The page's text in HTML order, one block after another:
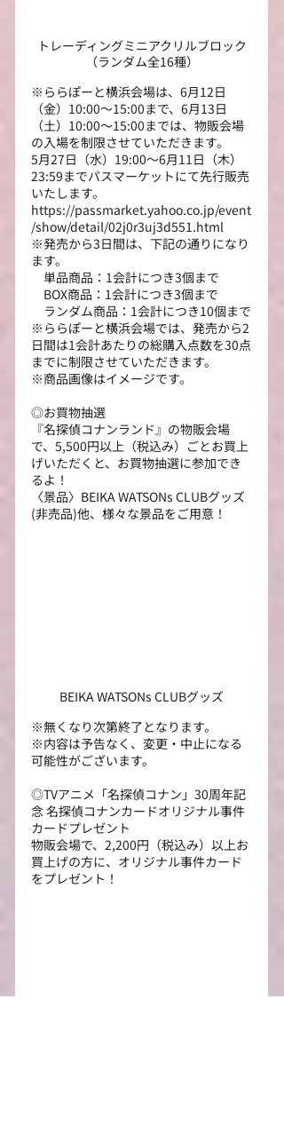
トレーディングミニアクリルブロック
（ランダム全16種）
※ららぽーと横浜会場は、6月12日
（金）10:00～15:00まで、6月13日
（土）10:00～15:00までは、物販会場
の入場を制限させていただきます。
5月27日（水）19:00～6月11日（木）
23:59までパスマーケットにて先行販売
いたします。
https://passmarket.yahoo.co.jp/event
/show/detail/02j0r3uj3d551.html
※発売から3日間は、下記の通りになり
ます。
単品商品：1会計につき3個まで
BOX商品：1会計につき3個まで
ランダム商品：1会計につき10個まで
※ららぽーと横浜会場では、発売から2
日間は1会計あたりの総購入点数を30点
までに制限させていただきます。
※商品画像はイメージです。
◎お買物抽選
『名探偵コナンランド』の物販会場
で、5,500円以上（税込み）ごとお買上
げいただくと、お買物抽選に参加でき
るよ！
〈景品〉BEIKA WATSONs CLUBグッズ
(非売品)他、様々な景品をご用意！
BEIKA WATSONs CLUBグッズ
※無くなり次第終了となります。
※内容は予告なく、変更・中止になる
可能性がございます。
◎TVアニメ「名探偵コナン」30周年記
念 名探偵コナンカードオリジナル事件
カードプレゼント
物販会場で、2,200円（税込み）以上お
買上げの方に、オリジナル事件カード
をプレゼント！